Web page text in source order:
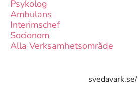
Psykolog
Ambulans
Interimschef
Socionom
Alla Verksamhetsområde
svedavark.se/